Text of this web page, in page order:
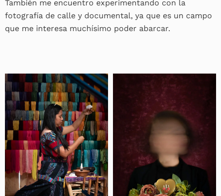
También me encuentro experimentando con la
fotografía de calle y documental, ya que es un campo
que me interesa muchísimo poder abarcar.